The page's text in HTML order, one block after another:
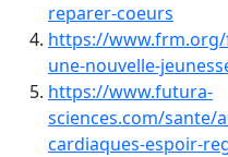
reparer-coeurs
https://
une-nouvelle-
https://www.futura-
sciences.com/sante/
cardiaques-espoir-